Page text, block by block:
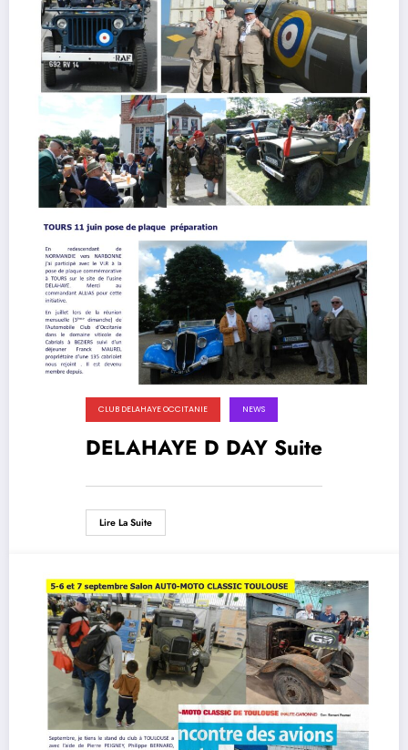
CLUB DELAHAYE OCCITANIE NEWS
DELAHAYE D DAY Suite
Lire La Suite